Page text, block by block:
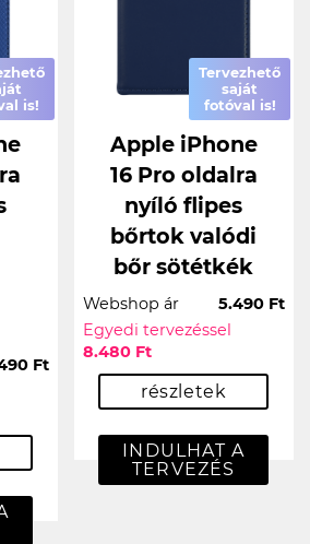
is!
Ft
Tervezhető
saját
fotóval is!
Apple iPhone
16 Pro oldalra
nyíló flipes
bőrtok valódi
bőr sötétkék
Webshop ár
5.490 Ft
Egyedi tervezéssel
8.480 Ft
részletek
INDULHAT A
TERVEZÉS